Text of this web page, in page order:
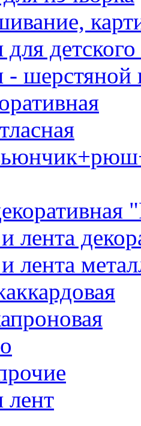
шерстяной
лента
лента